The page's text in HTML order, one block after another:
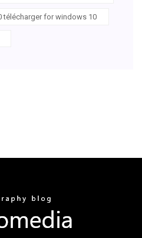
télécharger for windows 10